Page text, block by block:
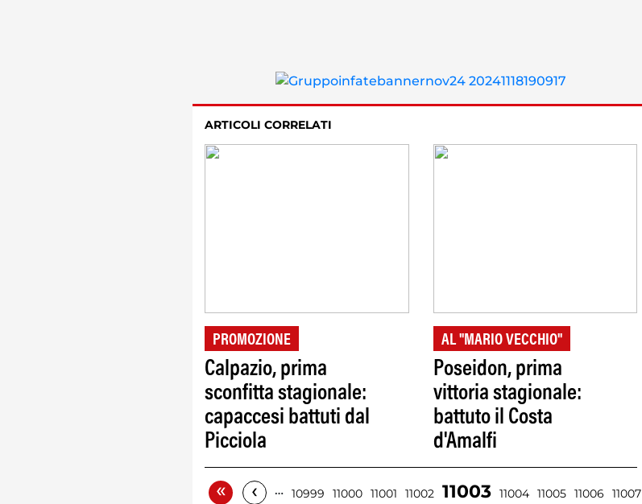
ARTICOLI CORRELATI
PROMOZIONE
Calpazio, prima
sconfitta stagionale:
capaccesi battuti dal
Picciola
AL "MARIO VECCHIO"
Poseidon, prima
vittoria stagionale:
battuto il Costa
d'Amalfi
« ‹ … 10999 11000 11001 11002 11003 11004 11005 11006 11007